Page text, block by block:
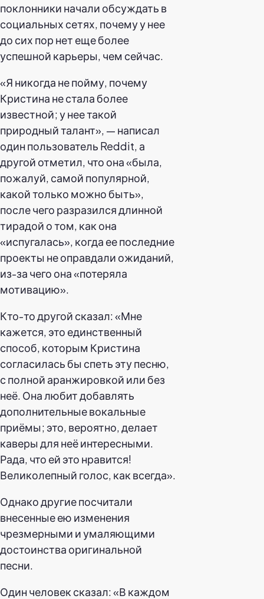
поклонники начали обсуждать в
социальных сетях, почему у нее
до сих пор нет еще более
успешной карьеры, чем сейчас.
«Я никогда не пойму, почему
Кристина не стала более
известной; у нее такой
природный талант», — написал
один пользователь Reddit, а
другой отметил, что она «была,
пожалуй, самой популярной,
какой только можно быть»,
после чего разразился длинной
тирадой о том, как она
«испугалась», когда ее последние
проекты не оправдали ожиданий,
из-за чего она «потеряла
мотивацию».
Кто-то другой сказал: «Мне
кажется, это единственный
способ, которым Кристина
согласилась бы спеть эту песню,
с полной аранжировкой или без
неё. Она любит добавлять
дополнительные вокальные
приёмы; это, вероятно, делает
каверы для неё интересными.
Рада, что ей это нравится!
Великолепный голос, как всегда».
Однако другие посчитали
внесенные ею изменения
чрезмерными и умаляющими
достоинства оригинальной
песни.
Один человек сказал: «В каждом